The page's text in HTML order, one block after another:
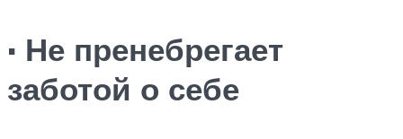
· Не пренебрегает
заботой о себе